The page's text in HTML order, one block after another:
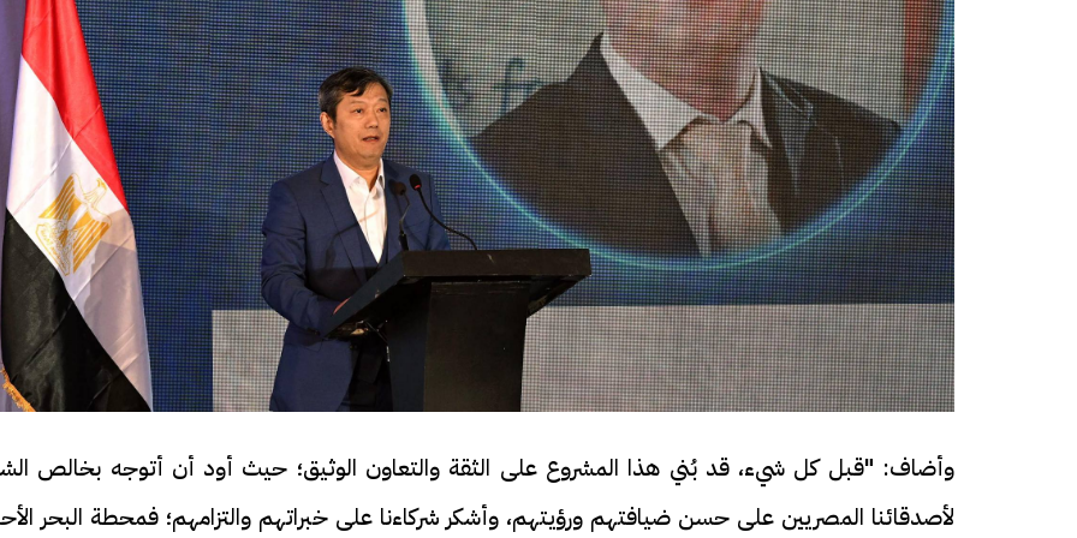
وأضاف: "قبل كل شيء، قد بُني هذا المشروع على الثقة والتعاون الوثيق؛ حيث أود أن أتوجه بخالص
لأصدقائنا المصريين على حسن ضيافتهم ورؤيتهم، وأشكر شركاءنا على خبراتهم والتزامهم؛ فمحطة البحر